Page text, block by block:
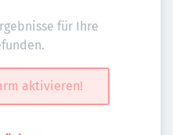
für Ihre
aktivieren!